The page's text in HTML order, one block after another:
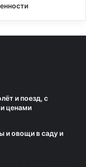
и поезд, с
ценами
и овощи в саду и